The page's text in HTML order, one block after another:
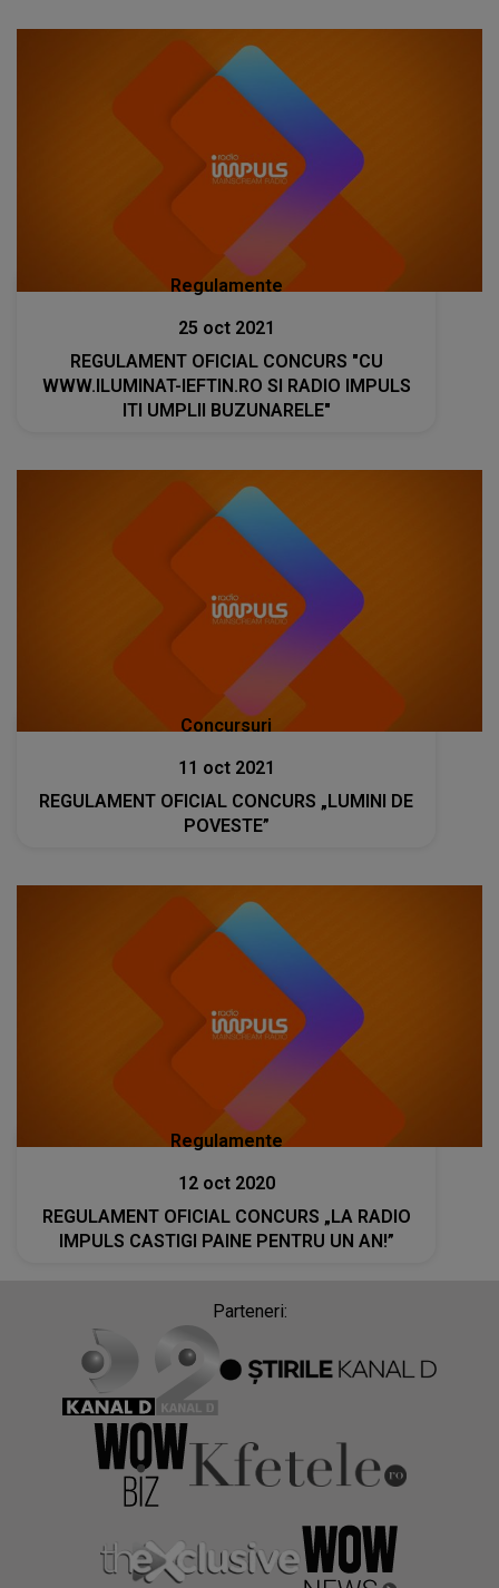
Regulamente
25 oct 2021
REGULAMENT OFICIAL CONCURS "CU
WWW.ILUMINAT-IEFTIN.RO SI RADIO IMPULS
ITI UMPLII BUZUNARELE"
Concursuri
11 oct 2021
REGULAMENT OFICIAL CONCURS „LUMINI DE
POVESTE”
Regulamente
12 oct 2020
REGULAMENT OFICIAL CONCURS „LA RADIO
IMPULS CASTIGI PAINE PENTRU UN AN!”
Parteneri: